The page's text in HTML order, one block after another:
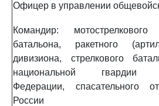
Офицер в управлении
Командир: мотострелкового
батальона, ракетного
дивизиона, стрелкового
национальной гвардии
Федерации, спасательного
России